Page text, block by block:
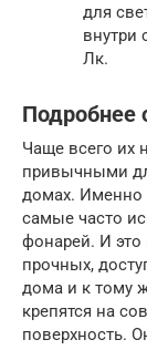
для
внутри
Лк.
Подробнее
Чаще всего их
привычными
домах. Именно
самые часто
фонарей. И
прочных,
дома и к тому
крепятся на
поверхность.